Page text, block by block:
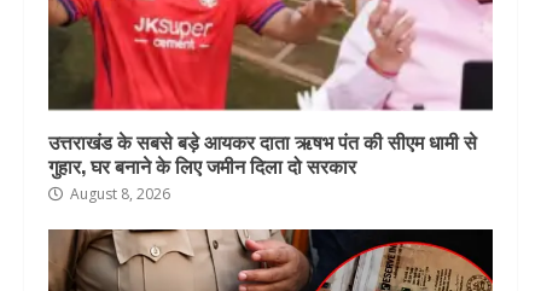
उत्तराखंड के सबसे बड़े आयकर दाता ऋषभ पंत की सीएम धामी से
गुहार, घर बनाने के लिए जमीन दिला दो सरकार
August 8, 2026